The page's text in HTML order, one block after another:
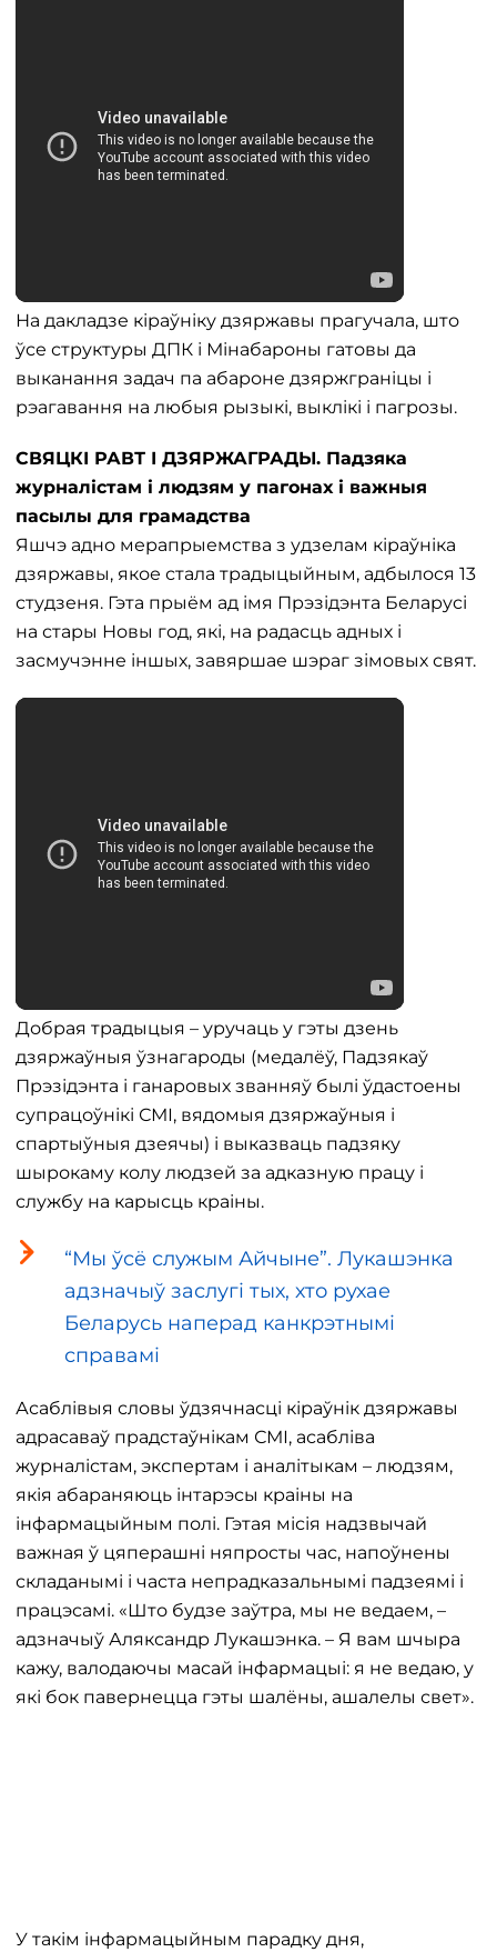
На дакладзе кіраўніку дзяржавы прагучала, што
ўсе структуры ДПК і Мінабароны гатовы да
выканання задач па абароне дзяржграніцы і
рэагавання на любыя рызыкі, выклікі і пагрозы.
СВЯЦКІ РАВТ І ДЗЯРЖАГРАДЫ. Падзяка
журналістам і людзям у пагонах і важныя
пасылы для грамадства
Яшчэ адно мерапрыемства з удзелам кіраўніка
дзяржавы, якое стала традыцыйным, адбылося 13
студзеня. Гэта прыём ад імя Прэзідэнта Беларусі
на стары Новы год, які, на радасць адных і
засмучэнне іншых, завяршае шэраг зімовых свят.
Добрая традыцыя – уручаць у гэты дзень
дзяржаўныя ўзнагароды (медалёў, Падзякаў
Прэзідэнта і ганаровых званняў былі ўдастоены
супрацоўнікі СМІ, вядомыя дзяржаўныя і
спартыўныя дзеячы) і выказваць падзяку
шырокаму колу людзей за адказную працу і
службу на карысць краіны.
“Мы ўсё служым Айчыне”. Лукашэнка
адзначыў заслугі тых, хто рухае
Беларусь наперад канкрэтнымі
справамі
Асаблівыя словы ўдзячнасці кіраўнік дзяржавы
адрасаваў прадстаўнікам СМІ, асабліва
журналістам, экспертам і аналітыкам – людзям,
якія абараняюць інтарэсы краіны на
інфармацыйным полі. Гэтая місія надзвычай
важная ў цяперашні няпросты час, напоўнены
складанымі і часта непрадказальнымі падзеямі і
працэсамі. «Што будзе заўтра, мы не ведаем, –
адзначыў Аляксандр Лукашэнка. – Я вам шчыра
кажу, валодаючы масай інфармацыі: я не ведаю, у
які бок павернецца гэты шалёны, ашалелы свет».
У такім інфармацыйным парадку дня,